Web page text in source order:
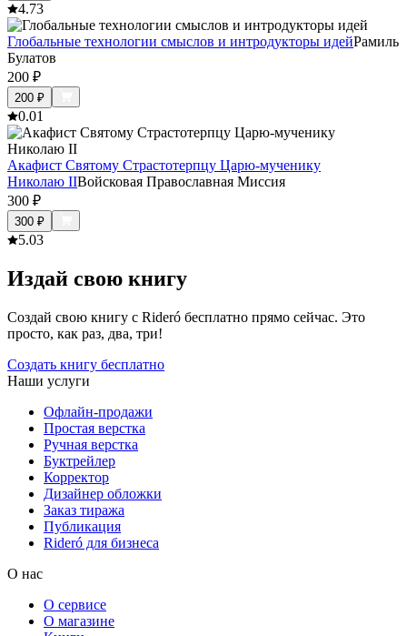
4.73
Глобальные технологии смыслов и интродукторы идейРамиль
Булатов
200 ₽
200 ₽
0.01
Акафист Святому Страстотерпцу Царю-мученику
Николаю IIВойсковая Православная Миссия
300 ₽
300 ₽
5.03
Издай свою книгу
Создай свою книгу с Rideró бесплатно прямо сейчас. Это
просто, как раз, два, три!
Создать книгу бесплатно
Наши услуги
Офлайн-продажи
Простая верстка
Ручная верстка
Буктрейлер
Корректор
Дизайнер обложки
Заказ тиража
Публикация
Rideró для бизнеса
О нас
О сервисе
О магазине